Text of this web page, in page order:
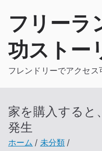
フリーラ
功ストー
フレンドリーでアクセス
家を購入すると
発生
ホーム
未分類